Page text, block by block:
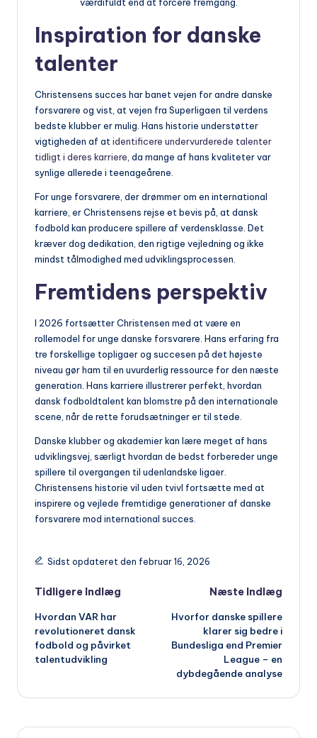
værdifuldt end at forcere fremgang.
Inspiration for danske
talenter
Christensens succes har banet vejen for andre danske
forsvarere og vist, at vejen fra Superligaen til verdens
bedste klubber er mulig. Hans historie understøtter
vigtigheden af atidentificere undervurderede talenter
tidligt i deres karriere, da mange af hans kvaliteter var
synlige allerede i teenageårene.
For unge forsvarere, der drømmer om en international
karriere, er Christensens rejse et bevis på, at dansk
fodbold kan producere spillere af verdensklasse. Det
kræver dog dedikation, den rigtige vejledning og ikke
mindst tålmodighed med udviklingsprocessen.
Fremtidens perspektiv
I 2026 fortsætter Christensen med at være en
rollemodel for unge danske forsvarere. Hans erfaring fra
tre forskellige topligaer og succesen på det højeste
niveau gør ham til en uvurderlig ressource for den næste
generation. Hans karriere illustrerer perfekt, hvordan
dansk fodboldtalent kan blomstre på den internationale
scene, når de rette forudsætninger er til stede.
Danske klubber og akademier kan lære meget af hans
udviklingsvej, særligt hvordan de bedst forbereder unge
spillere til overgangen til udenlandske ligaer.
Christensens historie vil uden tvivl fortsætte med at
inspirere og vejlede fremtidige generationer af danske
forsvarere mod international succes.
Sidst opdateret den februar 16, 2026
Indlæg
navigation
Tidligere Indlæg
Hvordan VAR har
revolutioneret dansk
fodbold og påvirket
talentudvikling
Næste Indlæg
Hvorfor danske spillere
klarer sig bedre i
Bundesliga end Premier
League – en
dybdegående analyse